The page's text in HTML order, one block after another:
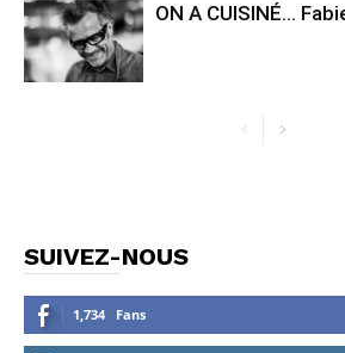
ON A CUISINÉ…
SUIVEZ-NOUS
1,734 Fans